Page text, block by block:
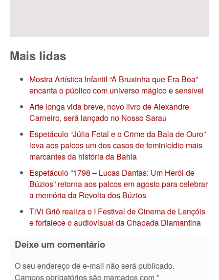
Mais lidas
Mostra Artística Infantil “A Bruxinha que Era Boa”
encanta o público com universo mágico e sensível
Arte longa vida breve, novo livro de Alexandre
Carneiro, será lançado no Nosso Sarau
Espetáculo “Júlia Fetal e o Crime da Bala de Ouro”
leva aos palcos um dos casos de feminicídio mais
marcantes da história da Bahia
Espetáculo “1798 – Lucas Dantas: Um Herói de
Búzios” retorna aos palcos em agosto para celebrar
a memória da Revolta dos Búzios
TiVi Griô realiza o I Festival de Cinema de Lençóis
e fortalece o audiovisual da Chapada Diamantina
Deixe um comentário
O seu endereço de e-mail não será publicado.
Campos obrigatórios são marcados com *